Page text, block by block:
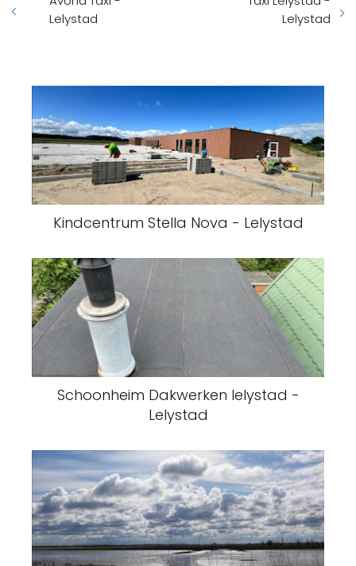
Lelystad
Lelystad
Kindcentrum Stella Nova - Lelystad
Schoonheim Dakwerken lelystad -
Lelystad